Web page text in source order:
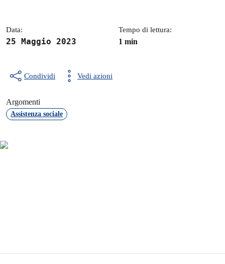
Data:
25 Maggio 2023
Tempo di lettura:
1 min
Condividi Vedi azioni
Argomenti
Assistenza sociale